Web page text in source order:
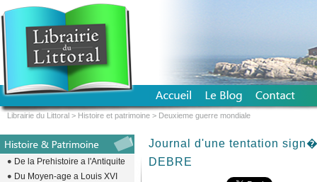
Journal d'une tentation
DEBRE
De la Prehistoire a l'Antiquite
Du Moyen-age a Louis XVI
Librairie du Littoral > Histoire et patrimoine > Deuxieme guerre mondiale